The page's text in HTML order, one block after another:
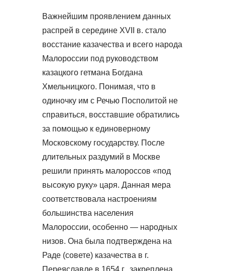
Важнейшим проявлением данных
распрей в середине XVII в. стало
восстание казачества и всего народа
Малороссии под руководством
казацкого гетмана Богдана
Хмельницкого. Понимая, что в
одиночку им с Речью Посполитой не
справиться, восставшие обратились
за помощью к единоверному
Московскому государству. После
длительных раздумий в Москве
решили принять малороссов «под
высокую руку» царя. Данная мера
соответствовала настроениям
большинства населения
Малороссии, особенно — народных
низов. Она была подтверждена на
Раде (совете) казачества в г.